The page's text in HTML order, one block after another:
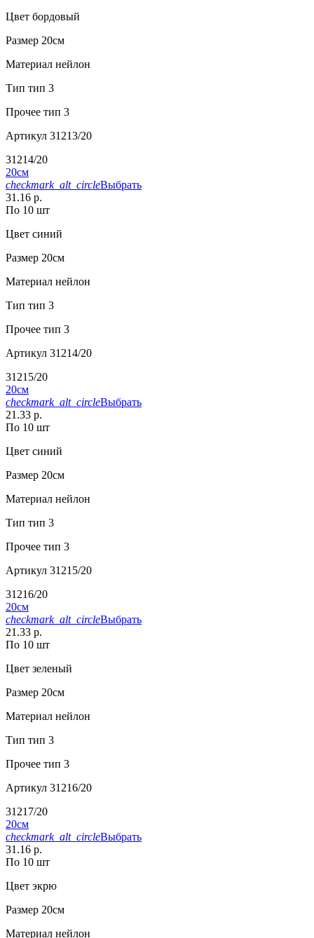
Цвет бордовый
Размер 20см
Материал нейлон
Тип тип 3
Прочее тип 3
Артикул 31213/20
31214/20
20см
checkmark_alt_circleВыбрать
31.16 р.
По 10 шт
Цвет синий
Размер 20см
Материал нейлон
Тип тип 3
Прочее тип 3
Артикул 31214/20
31215/20
20см
checkmark_alt_circleВыбрать
21.33 р.
По 10 шт
Цвет синий
Размер 20см
Материал нейлон
Тип тип 3
Прочее тип 3
Артикул 31215/20
31216/20
20см
checkmark_alt_circleВыбрать
21.33 р.
По 10 шт
Цвет зеленый
Размер 20см
Материал нейлон
Тип тип 3
Прочее тип 3
Артикул 31216/20
31217/20
20см
checkmark_alt_circleВыбрать
31.16 р.
По 10 шт
Цвет экрю
Размер 20см
Материал нейлон